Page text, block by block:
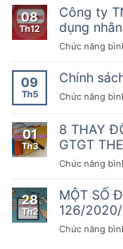
08
Th12
Công ty
dụng
Chức năng
09
Th5
Chính
Chức năng
01
Th3
8 THAY
GTGT
Chức năng
28
Th2
MỘT SỐ
126/
Chức năng